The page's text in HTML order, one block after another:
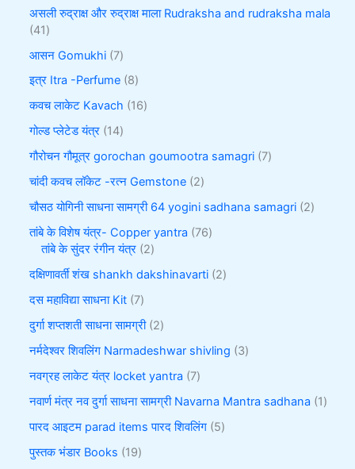
असली रुद्राक्ष और रुद्राक्ष माला Rudraksha and rudraksha mala
41
आसन Gomukhi 7
इत्र Itra -Perfume 8
कवच लाकेट Kavach 16
गोल्ड प्लेटेड यंत्र 14
गौरोचन गौमूत्र gorochan goumootra samagri 7
चांदी कवच लॉकेट -रत्न Gemstone 2
चौसठ योगिनी साधना सामग्री 64 yogini sadhana samagri 2
तांबे के विशेष यंत्र- Copper yantra 76
तांबे के सुंदर रंगीन यंत्र 2
दक्षिणावर्ती शंख shankh dakshinavarti 2
दस महाविद्या साधना Kit 7
दुर्गा शप्तशती साधना सामग्री 2
नर्मदेश्वर शिवलिंग Narmadeshwar shivling 3
नवग्रह लाकेट यंत्र locket yantra 7
नवार्ण मंत्र नव दुर्गा साधना सामग्री Navarna Mantra sadhana 1
पारद आइटम parad items पारद शिवलिंग 5
पुस्तक भंडार Books 19